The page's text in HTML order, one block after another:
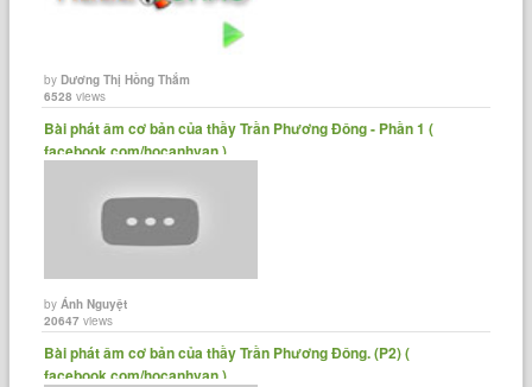
byDương Thị Hồng Thắm
6528 views
Bài phát âm cơ bản của thầy Trần Phương Đông - Phần 1 (
facebook.com/hocanhvan )......
byÁnh Nguyệt
20647 views
Bài phát âm cơ bản của thầy Trần Phương Đông. (P2) (
facebook.com/hocanhvan ) ......